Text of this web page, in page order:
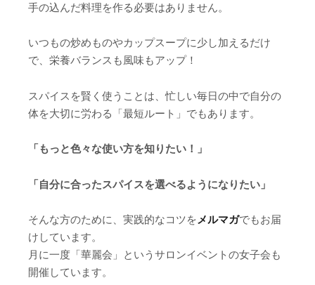
手の込んだ料理を作る必要はありません。
いつもの炒めものやカップスープに少し加えるだけ
で、栄養バランスも風味もアップ！
スパイスを賢く使うことは、忙しい毎日の中で自分の
体を大切に労わる「最短ルート」でもあります。
「もっと色々な使い方を知りたい！」
「自分に合ったスパイスを選べるようになりたい」
そんな方のために、実践的なコツをメルマガでもお届
けしています。
月に一度「華麗会」というサロンイベントの女子会も
開催しています。